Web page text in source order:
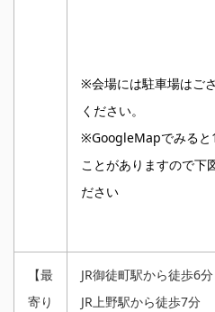
※会場には駐車場はご
ください。
※GoogleMapでみると
ことがありますので下
ださい
【最
寄り
JR御徒町駅から徒歩6分
JR上野駅から徒歩7分